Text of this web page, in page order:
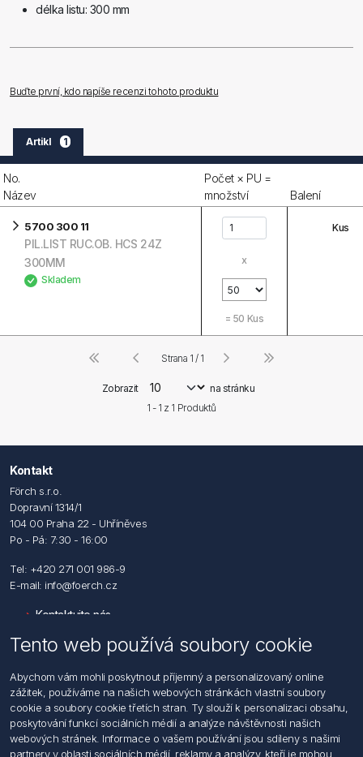
délka listu: 300 mm
Buďte první, kdo napíše recenzi tohoto produktu
Artikl 1
No.
Název
Počet × PU =
množství
Balení
5700 300 11
PIL.LIST RUC.OB. HCS 24Z
300MM
Skladem
x
= 50 Kus
Kus
Zobrazit
na stránku
1 - 1 z 1 Produktů
Strana 1 / 1
Kontakt
Förch s.r.o.
Dopravní 1314/1
104 00 Praha 22 - Uhříněves
Po - Pá: 7:30 - 16:00
Tel: +420 271 001 986-9
E-mail: info@foerch.cz
Kontaktujte nás
Hledat
Dodržování předpisů
Zásady zpracování osobních údajů fyzických osob
Podmínky zasílání elektronických dokumentu
Všeobecné dodací a obchodní podmínky
Tento web používá soubory cookie
Abychom vám mohli poskytnout příjemný a personalizovaný online
zážitek, používáme na našich webových stránkách vlastní soubory
cookie a soubory cookie třetích stran. Ty slouží k personalizaci obsahu,
poskytování funkcí sociálních médií a analýze návštěvnosti našich
webových stránek. Informace o vašem používání jsou sdíleny s našimi
partnery v oblasti sociálních médií, reklamy a analýzy, kteří je mohou